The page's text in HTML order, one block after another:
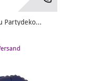
Partydeko...